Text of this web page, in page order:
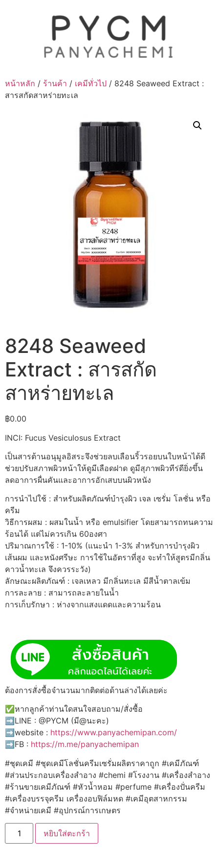
หน้าหลัก / ร้านค้า / เคมีทั่วไป / 8248 Seaweed Extract :
สารสกัดสาหร่ายทะเล
8248 Seaweed
Extract : สารสกัด
สาหร่ายทะเล
฿0.00
INCI: Fucus Vesiculosus Extract
เป็นสารต้านอนุมูลอิสระจึงช่วยลบเลือนริ้วรอยบนใบหน้าได้ดี
ช่วยปรับสภาพผิวหน้าให้ดูมีเลือดฝาด ดูมีสุภาพผิวทีร่ดียิ่งขึ้น
ลดอาการผื่นคันและอาการอักเสบบนผิวหนัง
การนำไปใช้ : สำหรับผลิตภัณฑ์บำรุงผิว เจล เซรั่ม โลชั่น หรือ
ครีม
วิธีการผสม : ผสมในน้ำ หรือ emulsifier โดยสามารถทนความ
ร้อนได้ แต่ไม่ควรเกิน 60องศา
ปริมาณการใช้ : 1-10% (แนะนำ 1-3% สำหรับการบำรุงผิว
เส้นผม และหนังศรีษะ การใช้ในอัตราที่สูง จะทำให้สูตรมีกลิ่น
คาวน้ำทะเล จึงควรระวัง)
ลักษณะผลิตภัณฑ์ : เจลเหลว มีกลิ่นทะเล มีสีน้ำตาลเข้ม
การละลาย : สามารถละลายในน้ำ
การเก็บรักษา : ห่างจากแสงแดดและความร้อน
ต้องการสั่งซื้อจำนวนมากติดต่อด้านล่างได้เลยค่ะ
✅หากลูกค้าท่านใดสนใจสอบถาม/สั่งซื้อ
➡️LINE : @PYCM (มี@นะคะ)
➡️website : https://www.panyachemipan.com/
➡️FB : https://m.me/panyachemipan
#ชุดเคมี #ชุดเคมีโลชั่นครีมเซรั่มผลิตราคาถูก #เคมีภัณฑ์
#ส่วนประกอบเครื่องสำอาง #chemi #โรงงาน #เครื่องสำอาง
#ร้านขายเคมีภัณฑ์ #หัวน้ำหอม #perfume #เครื่องปั่นครีม
#เครื่องบรรจุครีม เครื่องอบฟิล์มหด #เคมีอุตสาหกรรม
#จำหน่ายเคมี #อุปกรณ์การเกษตร
จำนวน
8248
Seaweed
หยิบใส่ตะกร้า